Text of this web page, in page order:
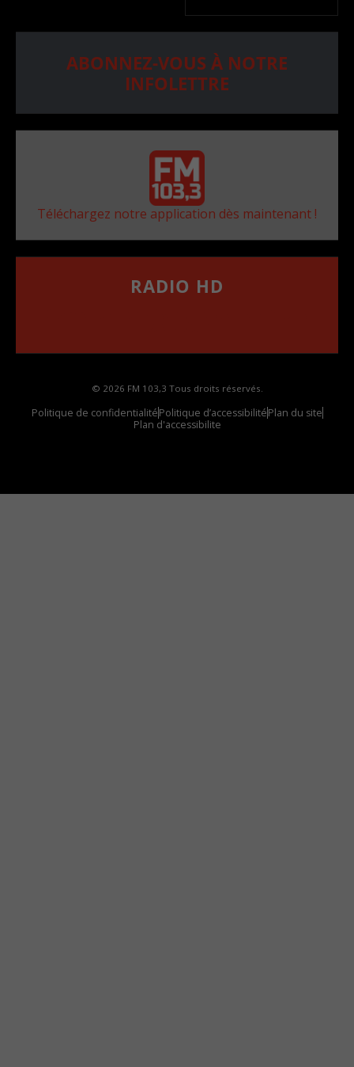
ABONNEZ-VOUS À NOTRE
INFOLETTRE
Téléchargez notre application dès maintenant !
RADIO HD
© 2026 FM 103,3 Tous droits réservés.
Politique de confidentialitéPolitique d’accessibilitéPlan du site
Plan d'accessibilite